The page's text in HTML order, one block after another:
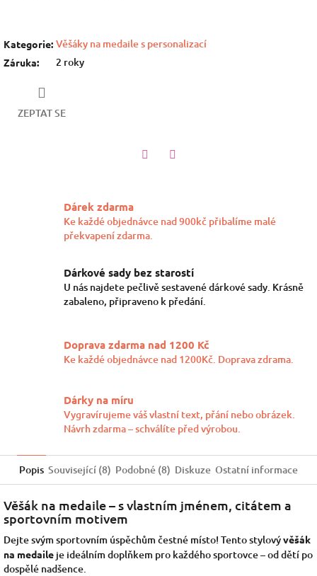
Kategorie: Věšáky na medaile s personalizací
Záruka: 2 roky
ZEPTAT SE
Dárek zdarma
Ke každé objednávce nad 900kč přibalíme malé
překvapení zdarma.
Dárkové sady bez starostí
U nás najdete pečlivě sestavené dárkové sady. Krásně
zabaleno, připraveno k předání.
Doprava zdarma nad 1200 Kč
Ke každé objednávce nad 1200Kč. Doprava zdrama.
Dárky na míru
Vygravírujeme váš vlastní text, přání nebo obrázek.
Návrh zdarma – schválíte před výrobou.
Popis Související (8) Podobné (8) Diskuze Ostatní informace
Věšák na medaile – s vlastním jménem, citátem a
sportovním motivem
Dejte svým sportovním úspěchům čestné místo! Tento stylovývěšák
na medaile je ideálním doplňkem pro každého sportovce – od dětí po
dospělé nadšence.